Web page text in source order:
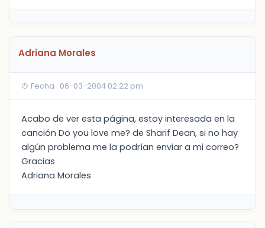
Adriana Morales
Fecha : 06-03-2004 02:22 pm
Acabo de ver esta página, estoy interesada en la
canción Do you love me? de Sharif Dean, si no hay
algún problema me la podrían enviar a mi correo?
Gracias
Adriana Morales